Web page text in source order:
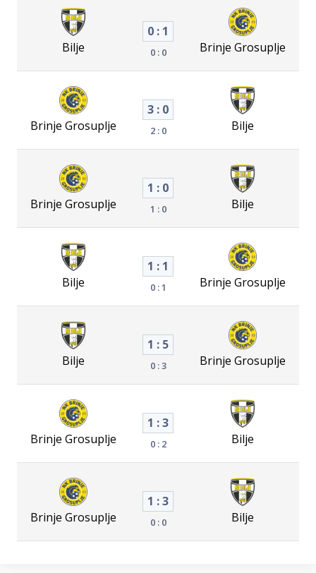
Bilje
0 : 1
0 : 0 Brinje Grosuplje
Brinje Grosuplje
3 : 0
2 : 0 Bilje
Brinje Grosuplje
1 : 0
1 : 0 Bilje
Bilje
1 : 1
0 : 1 Brinje Grosuplje
Bilje
1 : 5
0 : 3 Brinje Grosuplje
Brinje Grosuplje
1 : 3
0 : 2 Bilje
Brinje Grosuplje
1 : 3
0 : 0 Bilje